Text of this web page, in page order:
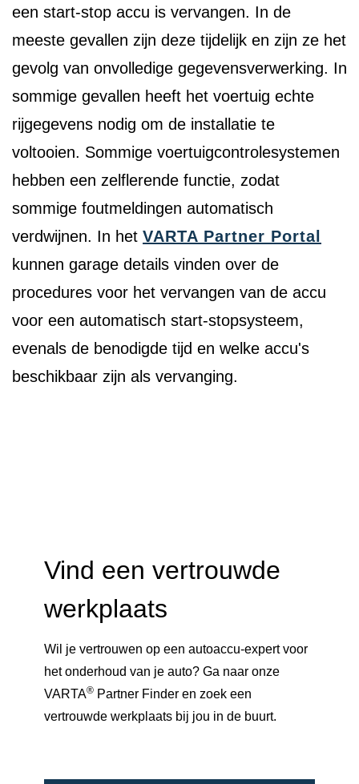
een start-stop accu is vervangen. In de
meeste gevallen zijn deze tijdelijk en zijn ze het
gevolg van onvolledige gegevensverwerking. In
sommige gevallen heeft het voertuig echte
rijgegevens nodig om de installatie te
voltooien. Sommige voertuigcontrolesystemen
hebben een zelflerende functie, zodat
sommige foutmeldingen automatisch
verdwijnen. In het VARTA Partner Portal
kunnen garage details vinden over de
procedures voor het vervangen van de accu
voor een automatisch start-stopsysteem,
evenals de benodigde tijd en welke accu's
beschikbaar zijn als vervanging.
Vind een vertrouwde
werkplaats
Wil je vertrouwen op een autoaccu-expert voor
het onderhoud van je auto? Ga naar onze
VARTA® Partner Finder en zoek een
vertrouwde werkplaats bij jou in de buurt.